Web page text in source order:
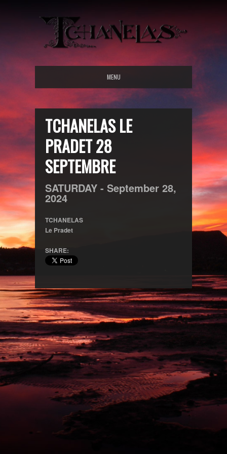
MENU
TCHANELAS LE
PRADET 28
SEPTEMBRE
SATURDAY - September 28,
2024
TCHANELAS
Le Pradet
SHARE: